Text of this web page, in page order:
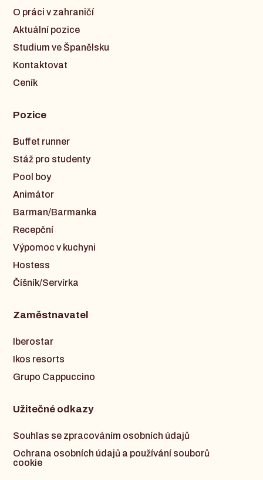
O práci v zahraničí
Aktuální pozice
Studium ve Španělsku
Kontaktovat
Ceník
Pozice
Buffet runner
Stáž pro studenty
Pool boy
Animátor
Barman/Barmanka
Recepční
Výpomoc v kuchyni
Hostess
Číšník/Servírka
Zaměstnavatel
Iberostar
Ikos resorts
Grupo Cappuccino
Užitečné odkazy
Souhlas se zpracováním osobních údajů
Ochrana osobních údajů a používání souborů
cookie